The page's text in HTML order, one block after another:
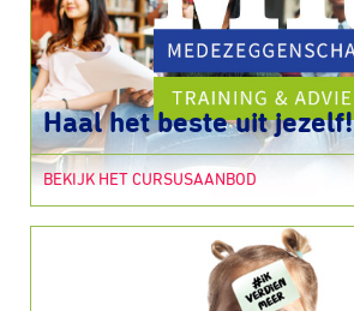
Haal het beste uit jezelf!
BEKIJK HET CURSUSAANBOD